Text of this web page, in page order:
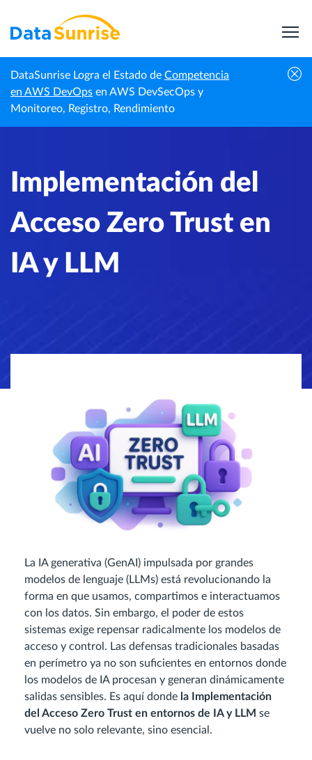
DataSunrise Logra el Estado de Competencia
en AWS DevOps en AWS DevSecOps y
Monitoreo, Registro, Rendimiento
Inicio
Centro de
Conocimiento
Implementación del Acceso Zero Trust en
IA y LLM
Implementación del
Acceso Zero Trust en
IA y LLM
La IA generativa (GenAI) impulsada por grandes
modelos de lenguaje (LLMs) está revolucionando la
forma en que usamos, compartimos e interactuamos
con los datos. Sin embargo, el poder de estos
sistemas exige repensar radicalmente los modelos de
acceso y control. Las defensas tradicionales basadas
en perímetro ya no son suficientes en entornos donde
los modelos de IA procesan y generan dinámicamente
salidas sensibles. Es aquí donde la Implementación
del Acceso Zero Trust en entornos de IA y LLM se
vuelve no solo relevante, sino esencial.